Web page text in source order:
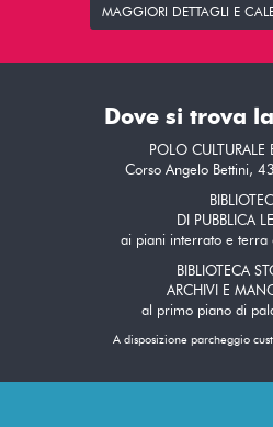
MAGGIORI DETTAGLI E
Dove si trova
POLO CULTURALE
Corso Angelo Bettini,
DI PUBBLICA
ai piani interrato e terra
BIBLIOTECA
ARCHIVI E
al primo piano di
A disposizione parcheggio